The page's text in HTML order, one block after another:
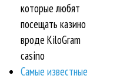
которые любят
посещать казино
вроде KiloGram
casino
Самые известные